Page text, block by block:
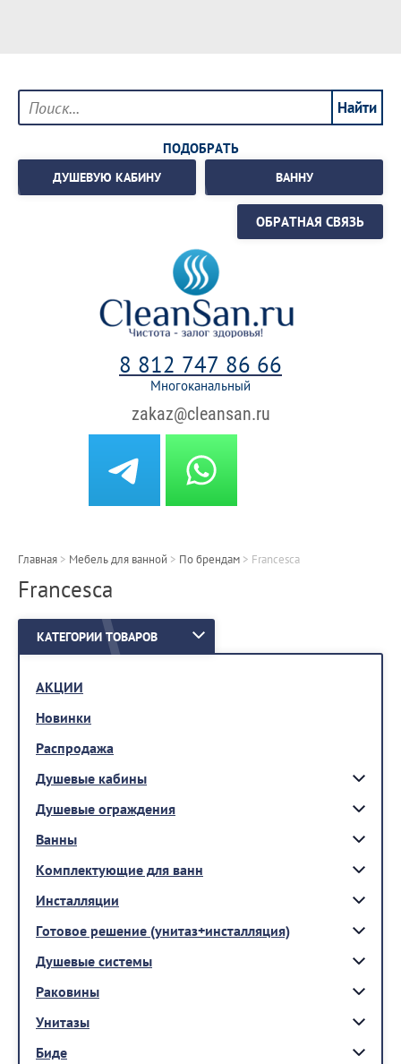
ПОДОБРАТЬ
ДУШЕВУЮ КАБИНУ ВАННУ
ОБРАТНАЯ СВЯЗЬ
8 812 747 86 66
Многоканальный
zakaz@cleansan.ru
Главная > Мебель для ванной > По брендам > Francesca
Francesca
КАТЕГОРИИ ТОВАРОВ
АКЦИИ
Новинки
Распродажа
Душевые кабины
Душевые ограждения
Ванны
Комплектующие для ванн
Инсталляции
Готовое решение (унитаз+инсталляция)
Душевые системы
Раковины
Унитазы
Биде